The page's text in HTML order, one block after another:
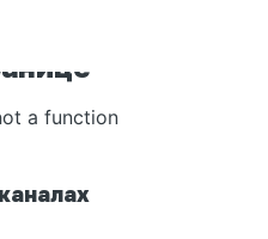
a function